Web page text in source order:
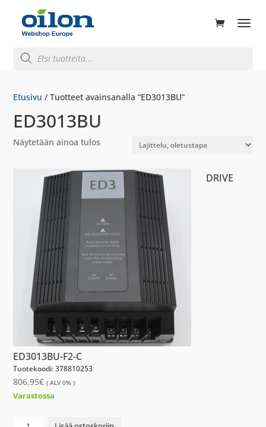
search
Etusivu / Tuotteet avainsanalla “ED3013BU”
ED3013BU
Näytetään ainoa tulos
DRIVE
ED3013BU-F2-C
Tuotekoodi: 378810253
806.95€ ( ALV 0% )
Varastossa
DRIVE